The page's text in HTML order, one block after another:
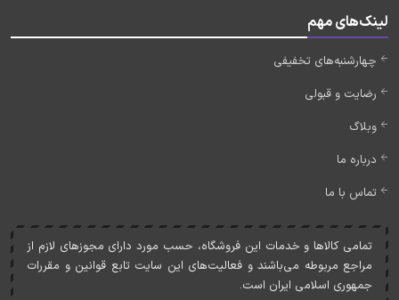
لینک‌های مهم
چهارشنبه‌های تخفیفی
رضایت و قبولی
وبلاگ
درباره ما
تماس با ما
تمامی کالاها و خدمات اين فروشگاه، حسب مورد دارای مجوزهای لازم از
مراجع مربوطه می‌باشند و فعاليت‌های اين سايت تابع قوانين و مقررات
جمهوری اسلامی ايران است.